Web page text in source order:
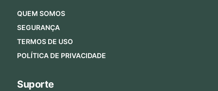
QUEM SOMOS
SEGURANÇA
TERMOS DE USO
POLÍTICA DE PRIVACIDADE
Suporte